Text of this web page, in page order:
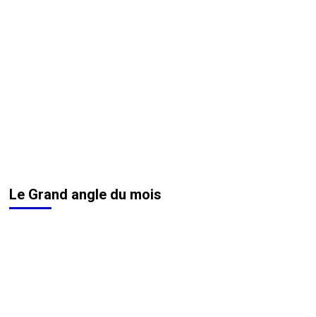
Le Grand angle du mois